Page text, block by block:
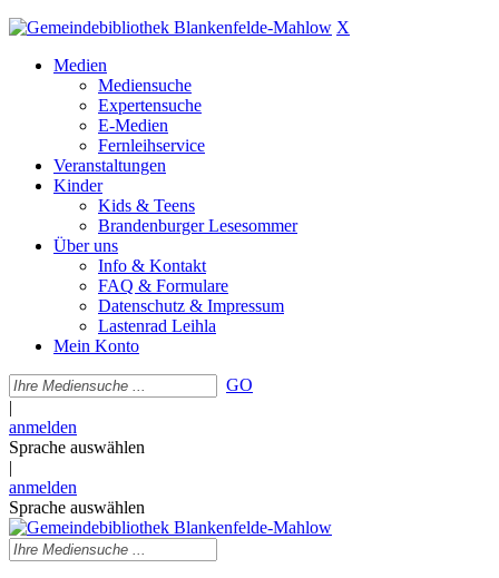
X
Medien
Mediensuche
Expertensuche
E-Medien
Fernleihservice
Veranstaltungen
Kinder
Kids & Teens
Brandenburger Lesesommer
Über uns
Info & Kontakt
FAQ & Formulare
Datenschutz & Impressum
Lastenrad Leihla
Mein Konto
GO
|
anmelden
Sprache auswählen
|
anmelden
Sprache auswählen